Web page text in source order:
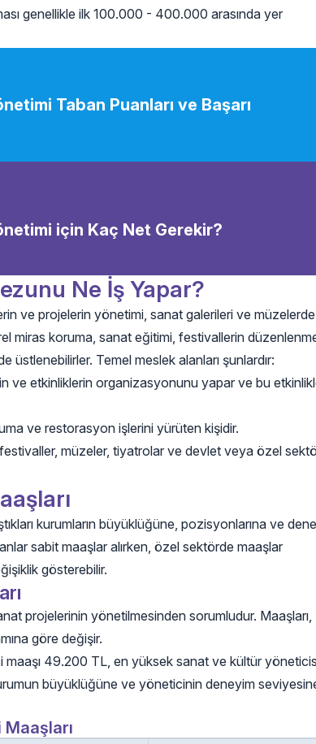
genellikle ilk 100.000 - 400.000 arasında yer
Taban Puanları ve Başarı
için Kaç Net Gerekir?
Ne İş Yapar?
ve projelerin yönetimi, sanat galerileri ve müzelerde
miras koruma, sanat eğitimi, festivallerin
Temel meslek alanları şunlardır:
ve etkinliklerin organizasyonunu yapar ve bu
ve restorasyon işlerini yürüten kişidir.
müzeler, tiyatrolar ve devlet veya özel
kurumların büyüklüğüne, pozisyonlarına ve
sabit maaşlar alırken, özel sektörde maaşlar
gösterebilir.
projelerinin yönetilmesinden sorumludur. Maaşları,
göre değişir.
maaşı 49.200 TL, en yüksek sanat ve kültür
büyüklüğüne ve yöneticinin deneyim